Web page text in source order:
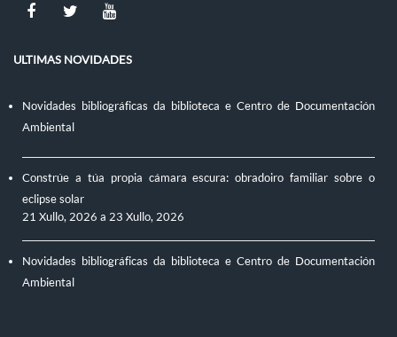
ULTIMAS NOVIDADES
Novidades bibliográficas da biblioteca e Centro de Documentación
Ambiental
Constrúe a túa propia cámara escura: obradoiro familiar sobre o
eclipse solar
21 Xullo, 2026 a 23 Xullo, 2026
Novidades bibliográficas da biblioteca e Centro de Documentación
Ambiental